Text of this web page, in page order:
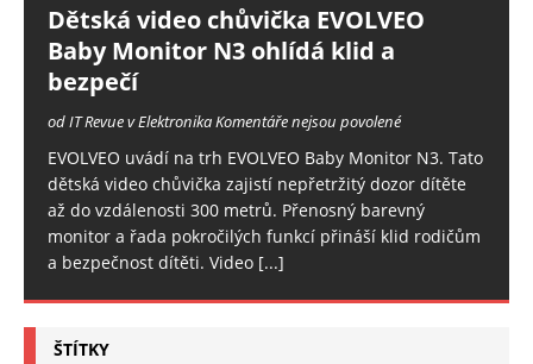
Dětská video chůvička EVOLVEO
Baby Monitor N3 ohlídá klid a
bezpečí
od IT Revue v ElektronikaKomentáře nejsou povolené
EVOLVEO uvádí na trh EVOLVEO Baby Monitor N3. Tato
dětská video chůvička zajistí nepřetržitý dozor dítěte
až do vzdálenosti 300 metrů. Přenosný barevný
monitor a řada pokročilých funkcí přináší klid rodičům
a bezpečnost dítěti. Video [...]
ŠTÍTKY